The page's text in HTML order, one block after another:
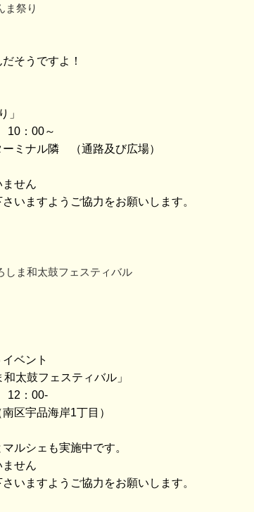
ま祭り
そうですよ！
」
10：00～
ミナル隣 （通路及び広場）
せん
いますようご協力をお願いします。
しま和太鼓フェスティバル
ベント
太鼓フェスティバル」
12：00-
区宇品海岸1丁目）
ルシェも実施中です。
せん
いますようご協力をお願いします。